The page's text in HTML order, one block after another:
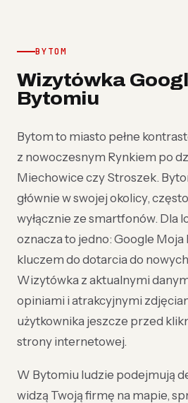
BYTOM
Wizytówka
Bytomiu
Bytom to miasto pełne
z nowoczesnym Rynkiem po
Miechowice czy Stroszek.
głównie w swojej okolicy,
wyłącznie ze smartfonów. Dla
oznacza to jedno: Google Moja
kluczem do dotarcia do
Wizytówka z aktualnymi
opiniami i atrakcyjnymi
użytkownika jeszcze przed
strony internetowej.
W Bytomiu ludzie podejmują
widzą Twoją firmę na mapie,